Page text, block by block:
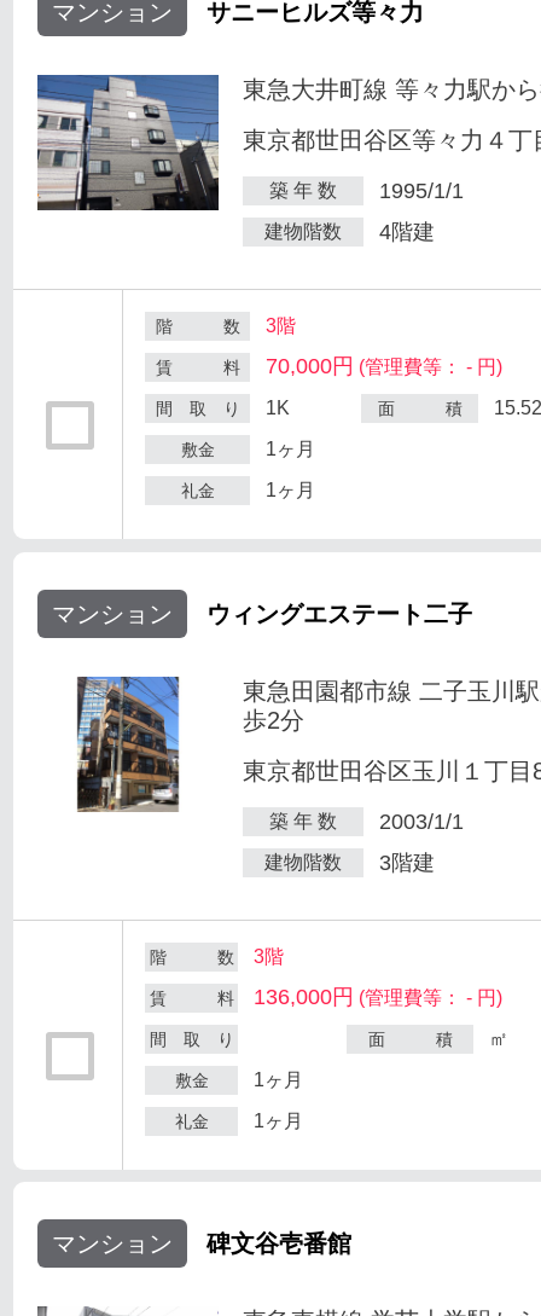
マンション サニーヒルズ等々力
東急大井町線 等々力駅か
東京都世田谷区等々力４丁
築 年 数 1995/1/1
建物階数 4階建
階 数 3階
賃 料 70,000円 (管理費等： - 円)
間 取 り 1K 面 積
敷金 1ヶ月
礼金 1ヶ月
マンション ウィングエステート二子
東急田園都市線 二子玉川
歩2分
東京都世田谷区玉川１丁目
築 年 数 2003/1/1
建物階数 3階建
階 数 3階
賃 料 136,000円 (管理費等： - 円)
間 取 り 面 積 ㎡
敷金 1ヶ月
礼金 1ヶ月
マンション 碑文谷壱番館